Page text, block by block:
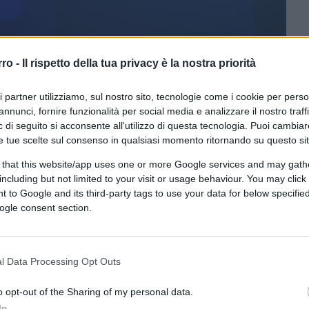
- Il rispetto della tua privacy è la nostra priorità
partner utilizziamo, sul nostro sito, tecnologie come i cookie per
fornire funzionalità per social media e analizzare il nostro
di seguito si acconsente all'utilizzo di questa tecnologia. Puoi
tue scelte sul consenso in qualsiasi momento ritornando su questo
that this website/app uses one or more Google services and may
but not limited to your visit or usage behaviour. You may
to Google and its third-party tags to use your data for below
consent section.
Data Processing Opt Outs
opt-out of the Sharing of my personal data.
CLICCA QUI
si alza forte e chiaro: “Matteo,
ormai è la Lega. Forse è il solo Salvini.
degli interni è il leader
Si è preso sulle spalle un partito al
al 17%,
al governo. E da qui, dopo un
che i risultati (e i consensi)non
l’Europa a causa dell’attuazione